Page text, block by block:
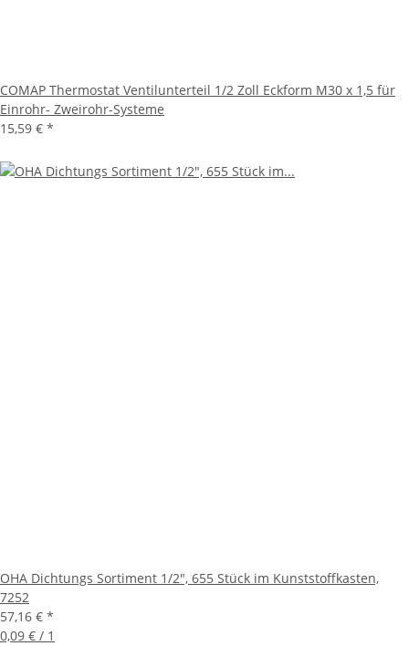
COMAP Thermostat Ventilunterteil 1/2 Zoll Eckform M30 x 1,5 für
Einrohr- Zweirohr-Systeme
15,59 € *
OHA Dichtungs Sortiment 1/2", 655 Stück im Kunststoffkasten,
7252
57,16 € *
0,09 € / 1